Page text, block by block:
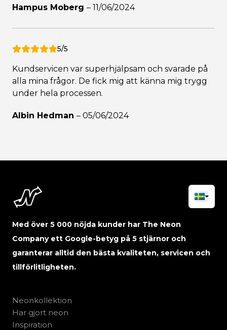
Hampus Moberg – 11/06/2024
5/5
Kundservicen var superhjälpsam och svarade på
alla mina frågor. De fick mig att känna mig trygg
under hela processen.
Albin Hedman – 05/06/2024
Med över 5 000 nöjda kunder har The Neon
Company ett Google-betyg på 5 stjärnor och
garanterar alltid den bästa kvaliteten, servicen och
tillförlitligheten.
Neonkollektion
Har gjort neon
Inspiration